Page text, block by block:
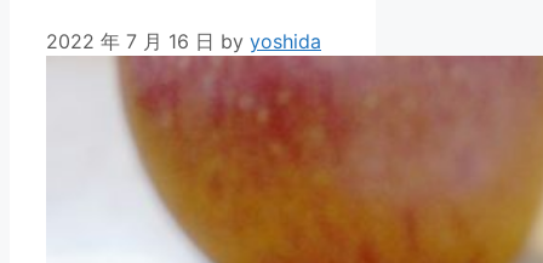
2022 年 7 月 16 日 by yoshida